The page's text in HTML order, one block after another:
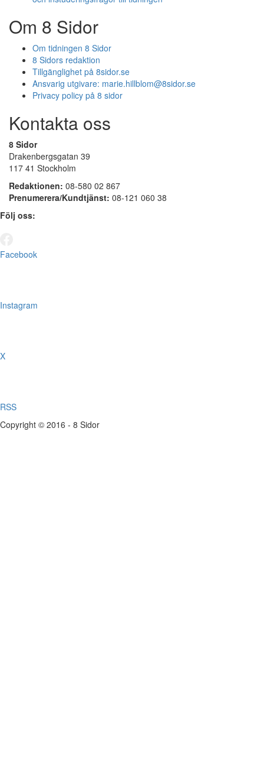
Om 8 Sidor
Om tidningen 8 Sidor
8 Sidors redaktion
Tillgänglighet på 8sidor.se
Ansvarig utgivare: marie.hillblom@8sidor.se
Privacy policy på 8 sidor
Kontakta oss
8 Sidor
Drakenbergsgatan 39
117 41 Stockholm
Redaktionen: 08-580 02 867
Prenumerera/Kundtjänst: 08-121 060 38
Följ oss:
Facebook
Instagram
X
RSS
Copyright © 2016 - 8 Sidor